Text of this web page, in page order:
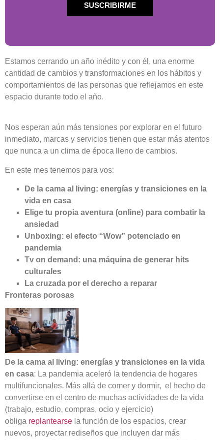
SUSCRIBIRME
Estamos cerrando un año inédito y con él, una enorme
cantidad de cambios y transformaciones en los hábitos y
comportamientos de las personas que reflejamos en este
espacio durante todo el año.
Nos esperan aún más tensiones por explorar en el futuro
inmediato, marcas y servicios tienen que estar más atentos
que nunca a un clima de época lleno de cambios.
En este mes tenemos para vos:
De la cama al living: energías y transiciones en la
vida en casa
Elige tu propia aventura (online) para combatir la
ansiedad
Unboxing: el efecto “Wow” potenciado en
pandemia
Tv on demand: una máquina de generar hits
culturales
La cruzada por el derecho a reparar
Fronteras porosas
De la cama al living: energías y transiciones en la vida
en casa: La pandemia aceleró la tendencia de hogares
multifuncionales. Más allá de comer y dormir, el hecho de
convertirse en el centro de muchas actividades de la vida
(trabajo, estudio, compras, ocio y ejercicio)
obliga replantearse la función de los espacios, crear
nuevos, proyectar rediseños que incluyen dar más